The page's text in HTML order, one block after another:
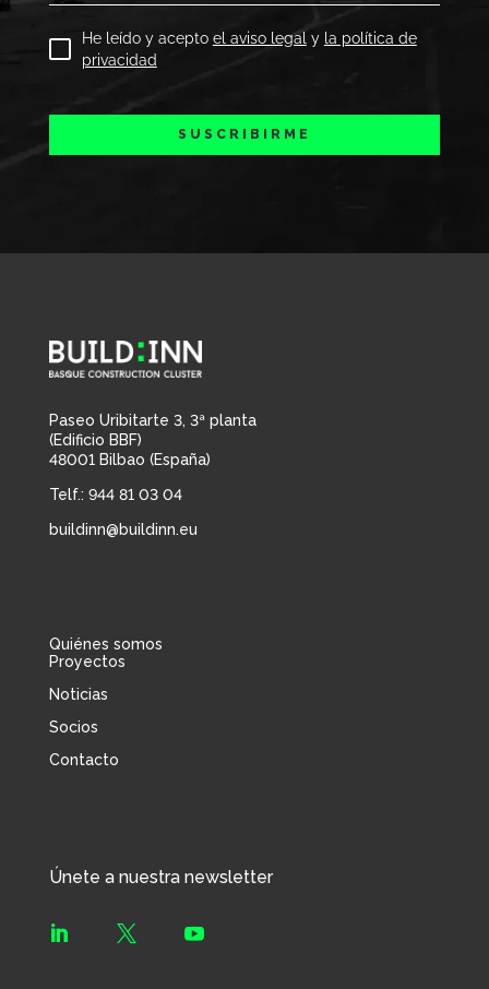
He leído y acepto el aviso legal y la política de
privacidad
SUSCRIBIRME
Paseo Uribitarte 3, 3ª planta
(Edificio BBF)
48001 Bilbao (España)
Telf.: 944 81 03 04
buildinn@buildinn.eu
Quiénes somos
Proyectos
Noticias
Socios
Contacto
Únete a nuestra newsletter
  